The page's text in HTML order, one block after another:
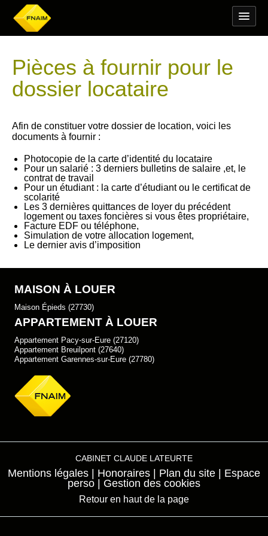
Pièces à fournir pour le
dossier locataire
Afin de constituer votre dossier de location, voici les
documents à fournir :
Photocopie de la carte d’identité du locataire
Pour un salarié : 3 derniers bulletins de salaire ,et, le
contrat de travail
Pour un étudiant : la carte d’étudiant ou le certificat de
scolarité
Les 3 dernières quittances de loyer du précédent
logement ou taxes foncières si vous êtes propriétaire,
Facture EDF ou téléphone,
Simulation de votre allocation logement,
Le dernier avis d’imposition
MAISON À LOUER
Maison Épieds (27730)
APPARTEMENT À LOUER
Appartement Pacy-sur-Eure (27120)
Appartement Breuilpont (27640)
Appartement Garennes-sur-Eure (27780)
CABINET CLAUDE LATEURTE
Mentions légales Honoraires Plan du site
Espace
perso
Gestion des cookies
Retour en haut de la page